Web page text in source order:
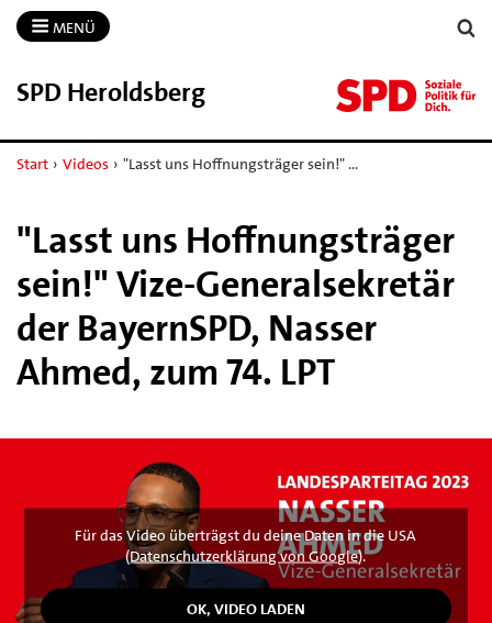
MENÜ
SPD Heroldsberg
Start › Videos › "Lasst uns Hoffnungsträger sein!" …
"Lasst uns Hoffnungsträger
sein!" Vize-Generalsekretär
der BayernSPD, Nasser
Ahmed, zum 74. LPT
Für das Video überträgst du deine Daten in die USA
(Datenschutzerklärung von Google).